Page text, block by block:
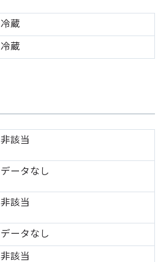
冷蔵
冷蔵
非該当
データなし
非該当
データなし
非該当